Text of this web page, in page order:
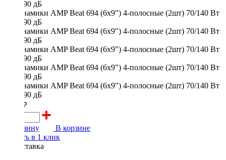
3500 ₽
В корзину
В корзине
Купить в 1 клик